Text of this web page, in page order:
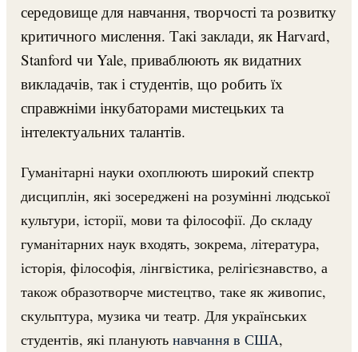
середовище для навчання, творчості та розвитку
критичного мислення. Такі заклади, як Harvard,
Stanford чи Yale, приваблюють як видатних
викладачів, так і студентів, що робить їх
справжніми інкубаторами мистецьких та
інтелектуальних талантів.
Гуманітарні науки охоплюють широкий спектр
дисциплін, які зосереджені на розумінні людської
культури, історії, мови та філософії. До складу
гуманітарних наук входять, зокрема, література,
історія, філософія, лінгвістика, релігієзнавство, а
також образотворче мистецтво, таке як живопис,
скульптура, музика чи театр. Для українських
студентів, які планують навчання в США,